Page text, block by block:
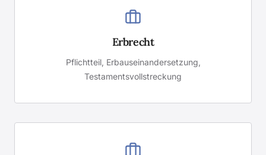
Erbrecht
Pflichtteil, Erbauseinandersetzung,
Testamentsvollstreckung